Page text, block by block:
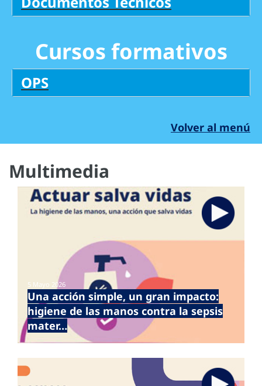
Cursos formativos
OPS
Volver al menú
Multimedia
5 Mayo 2026
Una acción simple, un gran impacto:
higiene de las manos contra la sepsis
mater…